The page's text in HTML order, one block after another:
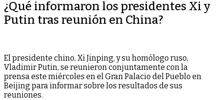
¿Qué informaron los presidentes Xi y
Putin tras reunión en China?
El presidente chino, Xi Jinping, y su homólogo ruso,
Vladimir Putin, se reunieron conjuntamente con la
prensa este miércoles en el Gran Palacio del Pueblo en
Beijing para informar sobre los resultados de sus
reuniones.